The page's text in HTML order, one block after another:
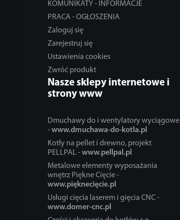
KOMUNIKATY - INFORMACJE
PRACA - OGŁOSZENIA
Zaloguj się
Zarejestruj się
Ustawienia cookies
Zwróć produkt
Nasze sklepy internetowe i
strony www
Dmuchawy do i wentylatory wyciągowe
-www.dmuchawa-do-kotla.pl
Kotły na pellet i drewno, projekt
PELLPAL -www.pellpal.pl
Metalowe elementy wyposażania
wnętrz Piękne Cięcie -
www.pięknecięcie.pl
Usługi cięcia laserem i gięcia CNC -
www.domer-cnc.pl